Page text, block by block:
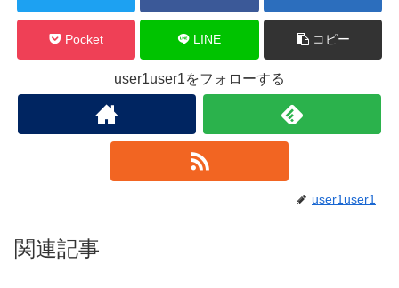
Pocket LINE コピー
user1user1をフォローする
user1user1
関連記事